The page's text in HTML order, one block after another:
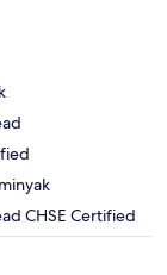
CHSE Certified